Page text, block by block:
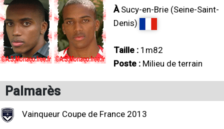
ÀSucy-en-Brie (Seine-Saint-
Denis)
Taille : 1m82
Poste : Milieu de terrain
Palmarès
Vainqueur Coupe de France 2013